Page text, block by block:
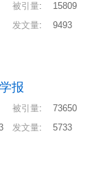
被引量:
15809
发文量: 9493
报
被引量:
73650
发文量: 5733